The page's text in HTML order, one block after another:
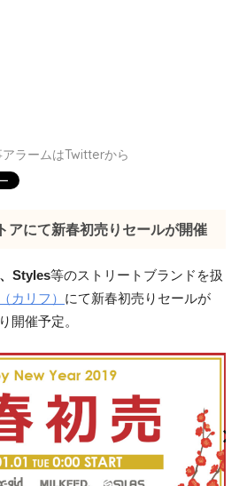
アラームはTwitterから
アにて新春初売りセールが開催
Styles等のストリートブランドを扱
カリフ） にて新春初売りセールが
開催予定。